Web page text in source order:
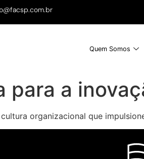
Quem Somos
para a
organizacional que